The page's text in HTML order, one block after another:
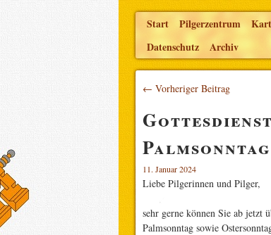
Start Pilgerzentrum
Datenschutz
Archiv
← Vorheriger Beitrag
11. Januar 2024
Liebe Pilgerinnen und Pilger,
sehr gerne können Sie ab jetzt
Palmsonntag sowie